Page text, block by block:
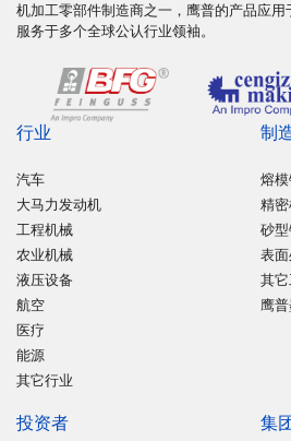
机加工零部件制造商之一，鹰普的产品应
服务于多个全球公认行业领袖。
行业
汽车
大马力发动机
工程机械
农业机械
液压设备
航空
医疗
能源
其它行业
制
熔
精
砂
表
其
鹰
投资者 集